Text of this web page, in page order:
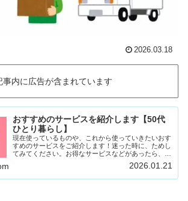
2026.03.18
事内に広告が含まれています
おすすめのサービスを紹介します【50代
ひとり暮らし】
現在使っているものや、これから使っていきたいおす
すめのサービスをご紹介します！迷った時に、ためし
てみてください。お得なサービスなどがあったら、随
時載せていきます！Amazon prime (アマゾンプラ
イム) 30日間の無料体験ができます。…2026.01.21